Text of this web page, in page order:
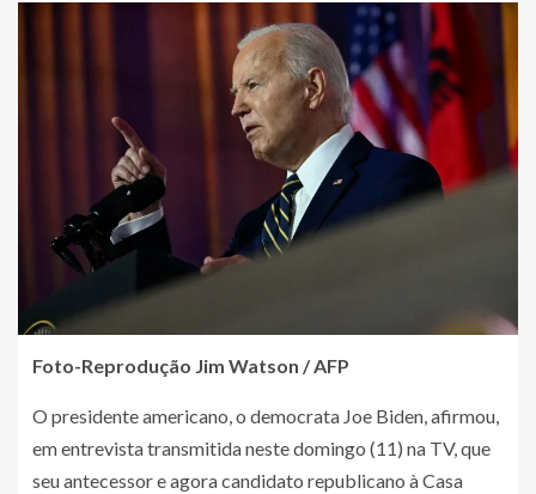
Foto-Reprodução Jim Watson / AFP
O presidente americano, o democrata Joe Biden, afirmou,
em entrevista transmitida neste domingo (11) na TV, que
seu antecessor e agora candidato republicano à Casa